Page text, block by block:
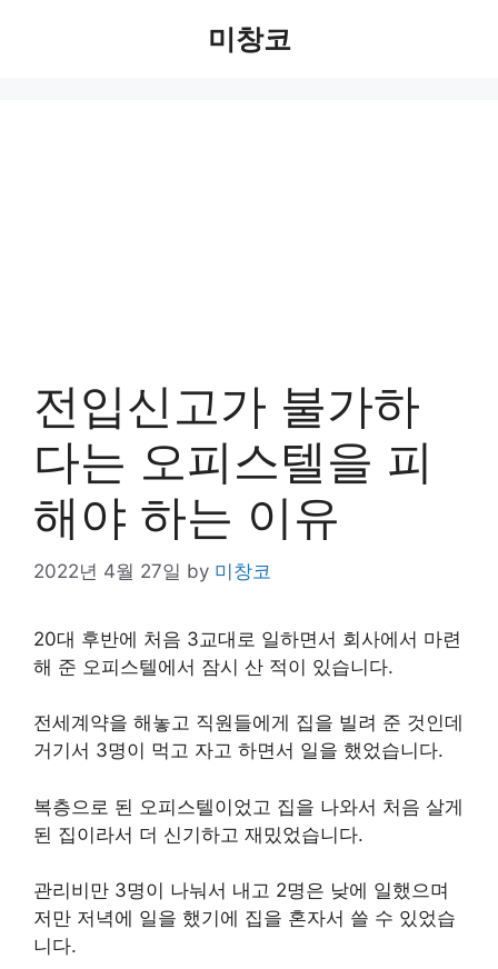
미창코
전입신고가 불가하
다는 오피스텔을 피
해야 하는 이유
2022년 4월 27일 by 미창코
20대 후반에 처음 3교대로 일하면서 회사에서 마련
해 준 오피스텔에서 잠시 산 적이 있습니다.
전세계약을 해놓고 직원들에게 집을 빌려 준 것인데
거기서 3명이 먹고 자고 하면서 일을 했었습니다.
복층으로 된 오피스텔이었고 집을 나와서 처음 살게
된 집이라서 더 신기하고 재밌었습니다.
관리비만 3명이 나눠서 내고 2명은 낮에 일했으며
저만 저녁에 일을 했기에 집을 혼자서 쓸 수 있었습
니다.